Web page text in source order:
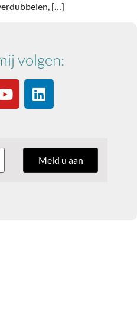
[…]
volgen: